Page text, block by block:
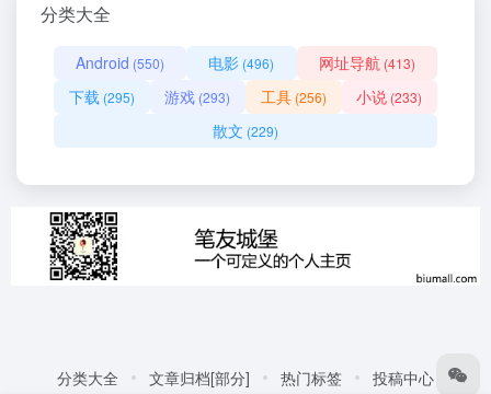
分类大全
Android (550) 电影 (496) 网址导航 (413)
下载 (295) 游戏 (293) 工具(256) 小说 (233)
散文 (229)
分类大全 文章归档[部分] 热门标签 投稿中心